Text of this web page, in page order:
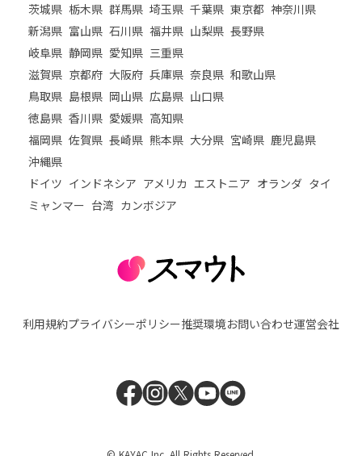
茨城県 栃木県 群馬県 埼玉県 千葉県 東京都 神奈川県
新潟県 富山県 石川県 福井県 山梨県 長野県
岐阜県 静岡県 愛知県 三重県
滋賀県 京都府 大阪府 兵庫県 奈良県 和歌山県
鳥取県 島根県 岡山県 広島県 山口県
徳島県 香川県 愛媛県 高知県
福岡県 佐賀県 長崎県 熊本県 大分県 宮崎県 鹿児島県
沖縄県
ドイツ インドネシア アメリカ エストニア オランダ タイ
ミャンマー 台湾 カンボジア
利用規約プライバシーポリシー推奨環境お問い合わせ運営会社